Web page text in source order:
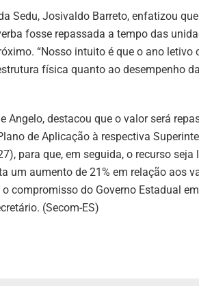
Sedu, Josivaldo Barreto, enfatizou
fosse repassada a tempo das
“Nosso intuito é que o ano letivo
física quanto ao desempenho
Angelo, destacou que o valor será
de Aplicação à respectiva
para que, em seguida, o recurso seja
um aumento de 21% em relação aos
compromisso do Governo Estadual
(Secom-ES)